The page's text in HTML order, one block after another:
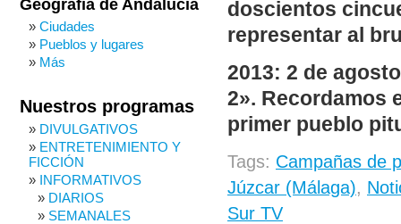
doscientos
representar al
2013: 2 de
2». Recordamos
primer pueblo
Tags: Campañas de
Júzcar (Málaga),
Sur TV
Geografía de Andalucía
Ciudades
Pueblos y lugares
Más
Nuestros programas
DIVULGATIVOS
ENTRETENIMIENTO Y
FICCIÓN
INFORMATIVOS
DIARIOS
SEMANALES